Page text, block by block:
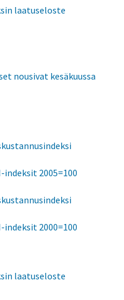
laatuseloste
nousivat kesäkuussa
indeksit 2005=100
indeksit 2000=100
laatuseloste